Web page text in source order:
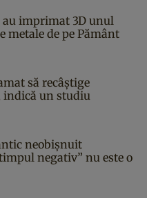
imprimat 3D unul
metale de pe Pământ
să recâștige
indică un studiu
neobișnuit
negativ” nu este o